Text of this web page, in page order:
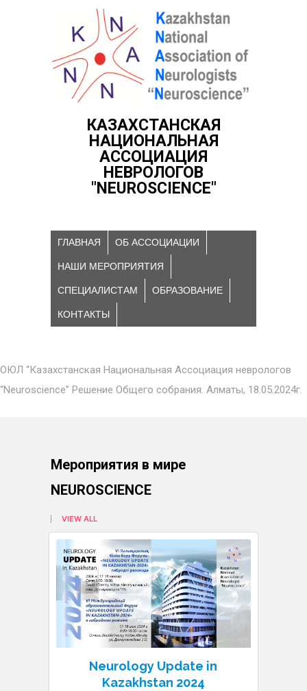
КАЗАХСТАНСКАЯ
НАЦИОНАЛЬНАЯ
АССОЦИАЦИЯ
НЕВРОЛОГОВ
"NEUROSCIENCE"
ГЛАВНАЯ ОБ АССОЦИАЦИИ
НАШИ МЕРОПРИЯТИЯ
СПЕЦИАЛИСТАМ ОБРАЗОВАНИЕ
КОНТАКТЫ
ОЮЛ “Казахстанская Национальная Ассоциация неврологов
“Neuroscience” Решение Общего собрания. Алматы, 18.05.2024г.
Мероприятия в мире
NEUROSCIENCE
VIEW ALL
Neurology Update in
Kazakhstan 2024